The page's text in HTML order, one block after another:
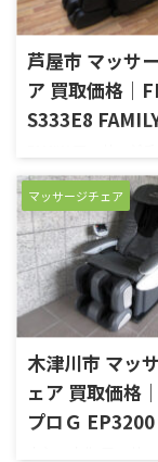
い！ 他店徹底対抗
取り価格は公表し
ん。買い取り価格は
イヤルもしくは、
せフォームにてご確
い。 高価買取にご期
動きで、深く強く
やかなマッサージを
す。 【商品説明】
たたき、もみ上げ、
芦屋市 マッサ
ア 買取価格｜
S333E8
S333E8を高価買い
いただきました。
品 買取のがんばり
張＆無料査定で納
格をご提示！売却
の専門店におまかせ
い！ 他店徹底対抗の
取り価格は公表して
ん。買い取り価格
イヤルもしくは、お
せフォームにてご
い。 高価買取にご期
マッサージチェア
木津川市 マッ
ェア 買取価格
プロＧ EP3200